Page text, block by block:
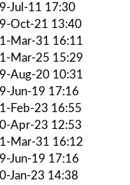
Jul-11 17:30
Oct-21 13:40
Mar-31 16:11
Mar-25 15:29
Aug-20 10:31
Jun-19 17:16
Feb-23 16:55
Apr-23 12:53
Mar-31 16:12
Jun-19 17:16
Jan-23 14:38